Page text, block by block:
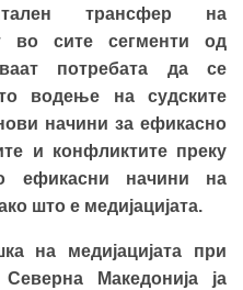
трансфер на
во сите сегменти од
потребата да се
водење на судските
начини за ефикасно
и конфликтите преку
ефикасни начини на
што е медијацијата.
на медијацијата при
Македонија ја